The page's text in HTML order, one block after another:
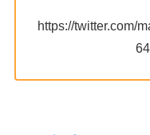
https://twitter.com/